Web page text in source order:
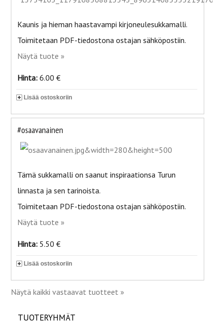
Kaunis ja hieman haastavampi kirjoneulesukkamalli.
Toimitetaan PDF-tiedostona ostajan sähköpostiin.
Näytä tuote »
Hinta: 6.00 €
Lisää ostoskoriin
#osaavanainen
Tämä sukkamalli on saanut inspiraationsa Turun
linnasta ja sen tarinoista.
Toimitetaan PDF-tiedostona ostajan sähköpostiin.
Näytä tuote »
Hinta: 5.50 €
Lisää ostoskoriin
Näytä kaikki vastaavat tuotteet »
TUOTERYHMÄT